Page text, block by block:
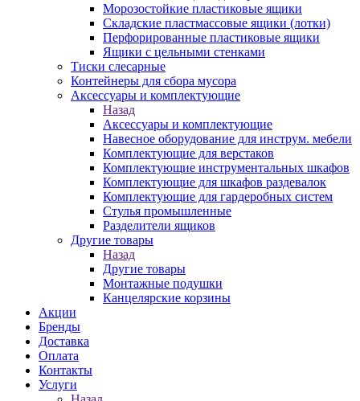
Морозостойкие пластиковые ящики
Складские пластмассовые ящики (лотки)
Перфорированные пластиковые ящики
Ящики с цельными стенками
Тиски слесарные
Контейнеры для сбора мусора
Аксессуары и комплектующие
Назад
Аксессуары и комплектующие
Навесное оборудование для инструм. мебели
Комплектующие для верстаков
Комплектующие инструментальных шкафов
Комплектующие для шкафов раздевалок
Комплектующие для гардеробных систем
Стулья промышленные
Разделители ящиков
Другие товары
Назад
Другие товары
Монтажные подушки
Канцелярские корзины
Акции
Бренды
Доставка
Оплата
Контакты
Услуги